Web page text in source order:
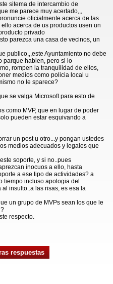
sitema de intercambio de
me parece muy acertado,,,
oficialmente acerca de las
acerca de us productos usen un
privado
parezca una casa de vecinos, un
publico,,,este Ayuntamiento no debe
parque hablen, pero si lo
rompen la tranquilidad de ellos,
medios como policia local u
no le sparece?
se valga Microsoft para esto de
como MVP, que en lugar de poder
pueden estar esquivando a
un post u otro...y pongan ustedes
medios adecuados y legales que
soporte, y si no..pues
inocuos a ello, hasta
a ese tipo de actividades? a
tiempo incluso apologia del
insulto..a las risas, es esa la
un grupo de MVPs sean los que le
respecto.
respuestas